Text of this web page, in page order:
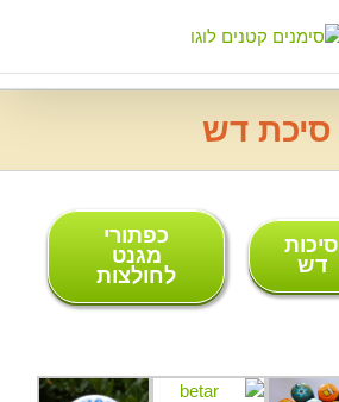
סיכת דש
סיכות
דש
כפתורי
מגנט
לחולצות